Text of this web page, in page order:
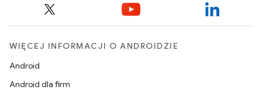
WIĘCEJ INFORMACJI O ANDROIDZIE
Android
Android dla firm